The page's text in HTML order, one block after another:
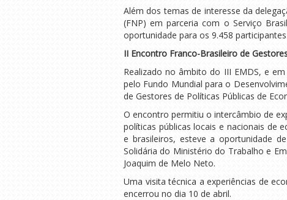
Além dos temas de interesse da
(FNP) em parceria com o Serviço
oportunidade para os 9.458
II Encontro Franco-Brasileiro de
Realizado no âmbito do III EMDS, e
pelo Fundo Mundial para o
de Gestores de Políticas Públicas de
O encontro permitiu o intercâmbio de
políticas públicas locais e nacionais de
e brasileiros, esteve a oportunidade
Solidária do Ministério do Trabalho e
Joaquim de Melo Neto.
Uma visita técnica a experiências de
encerrou no dia 10 de abril.